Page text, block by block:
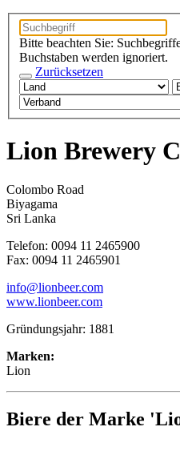
Bitte beachten Sie:
Buchstaben werden ignoriert.
Zurücksetzen
Lion Brewery
Colombo Road
Biyagama
Sri Lanka
Telefon: 0094 11 2465900
Fax: 0094 11 2465901
info@lionbeer.com
www.lionbeer.com
Gründungsjahr: 1881
Marken:
Lion
Biere der Marke